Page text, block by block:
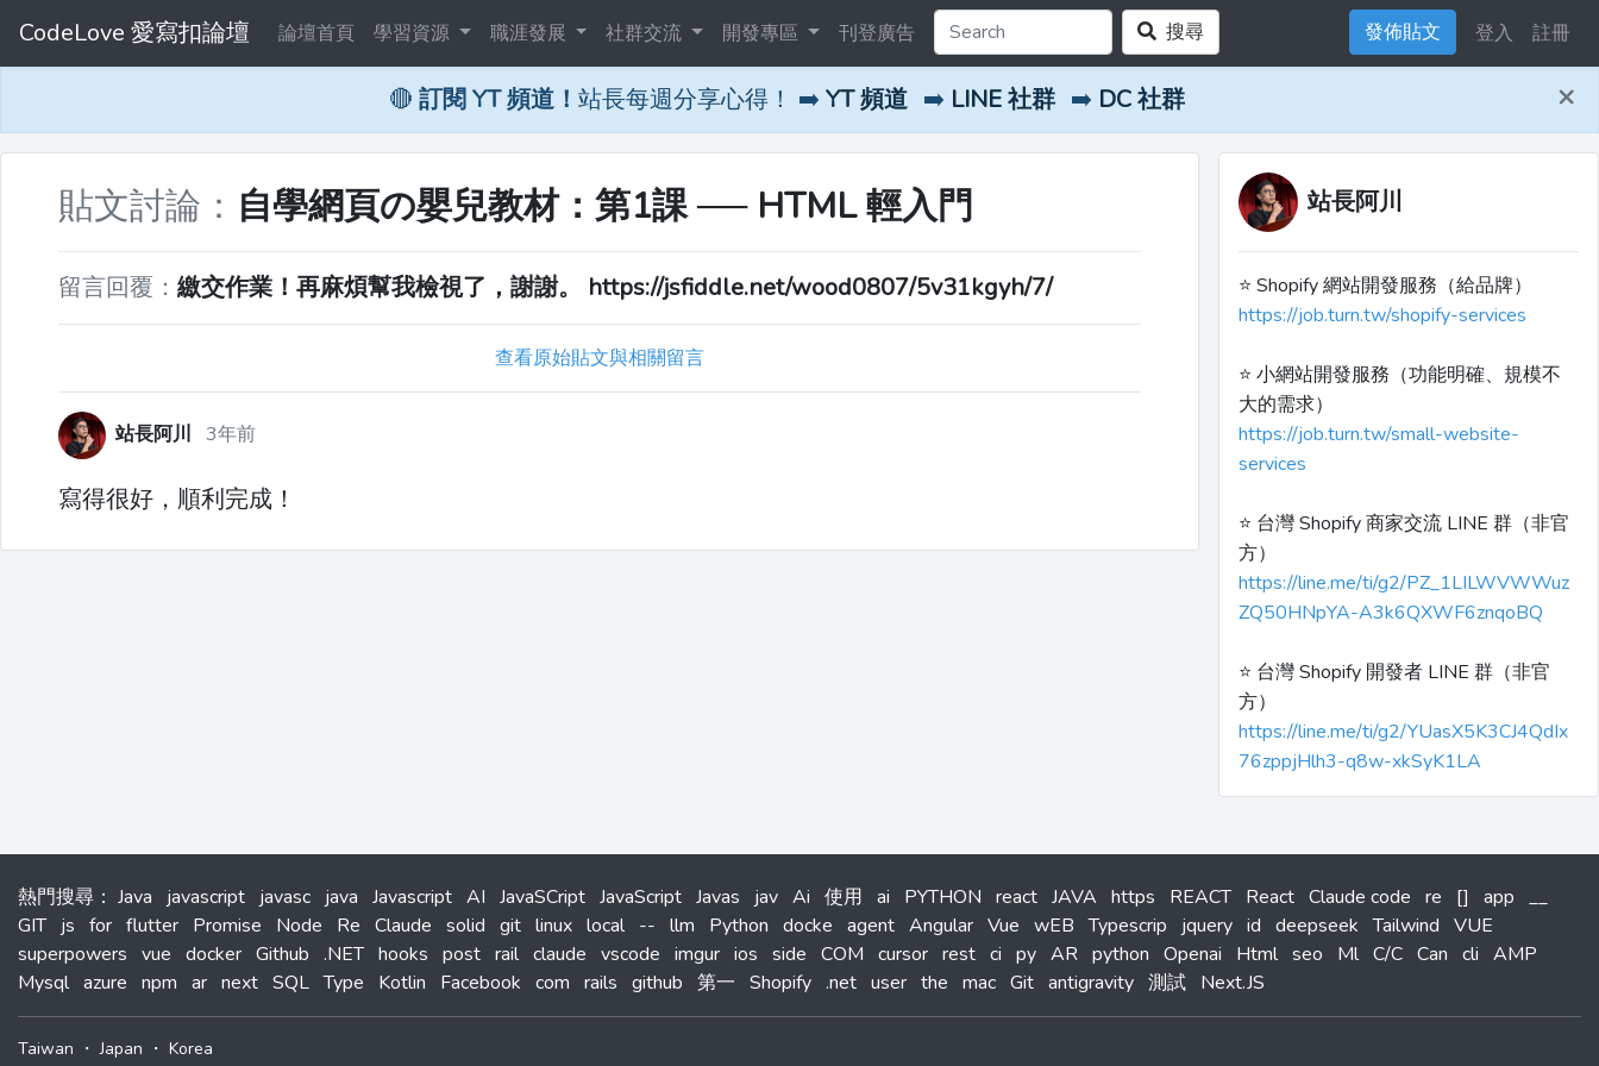
CodeLove 愛寫扣論壇 論壇首頁 學習資源 職涯發展 社群交流 開發專區 刊登廣告 搜尋 發佈貼文 登入 註冊
🔴 訂閱 YT 頻道！ 站長每週分享心得！ ➡️ YT 頻道 ➡️ LINE 社群 ➡️ DC 社群 ×
貼文討論： 自學網頁の嬰兒教材：第1課 ── HTML 輕入門
留言回覆： 繳交作業！再麻煩幫我檢視了，謝謝。 https://jsfiddle.net/wood0807/5v31kgyh/7/
查看原始貼文與相關留言
站長阿川 3年前
寫得很好，順利完成！
站長阿川
⭐️ Shopify 網站開發服務（給品牌）
https://job.turn.tw/shopify-services
⭐️ 小網站開發服務（功能明確、規模不
大的需求）
https://job.turn.tw/small-website-
services
⭐️ 台灣 Shopify 商家交流 LINE 群（非官
方）
https://line.me/ti/g2/PZ_1LILWVWWuz
ZQ50HNpYA-A3k6QXWF6znqoBQ
⭐️ 台灣 Shopify 開發者 LINE 群（非官
方）
https://line.me/ti/g2/YUasX5K3CJ4QdIx
76zppjHlh3-q8w-xkSyK1LA
熱門搜尋 ： Java javascript javasc java Javascript AI JavaSCript JavaScript Javas jav Ai 使用 ai PYTHON react JAVA https REACT React Claude code re [] app __
GIT js for flutter Promise Node Re Claude solid git linux local -- llm Python docke agent Angular Vue wEB Typescrip jquery id deepseek Tailwind VUE
superpowers vue docker Github .NET hooks post rail claude vscode imgur ios side COM cursor rest ci py AR python Openai Html seo Ml C/C Can cli AMP
Mysql azure npm ar next SQL Type Kotlin Facebook com rails github 第一 Shopify .net user the mac Git antigravity 測試 Next.JS
Taiwan ・Japan ・ Korea